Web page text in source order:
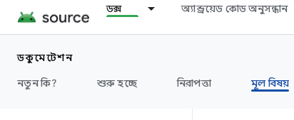
ডক্স অ্যান্ড্রয়েড কোড অনুসন্ধান
ডকুমেন্টেশন
নতুন কি?
শুরু হচ্ছে নিরাপত্তা মূল বিষয়